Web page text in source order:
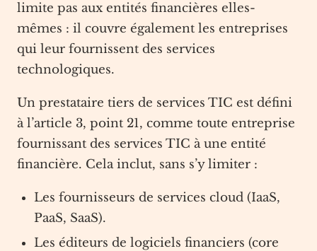
limite pas aux entités financières elles-
mêmes : il couvre également les entreprises
qui leur fournissent des services
technologiques.
Un prestataire tiers de services TIC est défini
à l’article 3, point 21, comme toute entreprise
fournissant des services TIC à une entité
financière. Cela inclut, sans s’y limiter :
Les fournisseurs de services cloud (IaaS,
PaaS, SaaS).
Les éditeurs de logiciels financiers (core